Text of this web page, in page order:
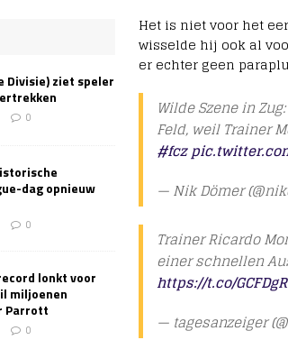
Het is niet voor het
wisselde hij ook al
er echter geen
Wilde Szene in
Feld, weil Trainer
#fcz
— Nik Dömer
Trainer Ricardo
einer schnellen
https://t.co/
— tagesanzeiger
Divisie) ziet speler
0
dag opnieuw
0
lonkt voor
miljoenen
Parrott
0